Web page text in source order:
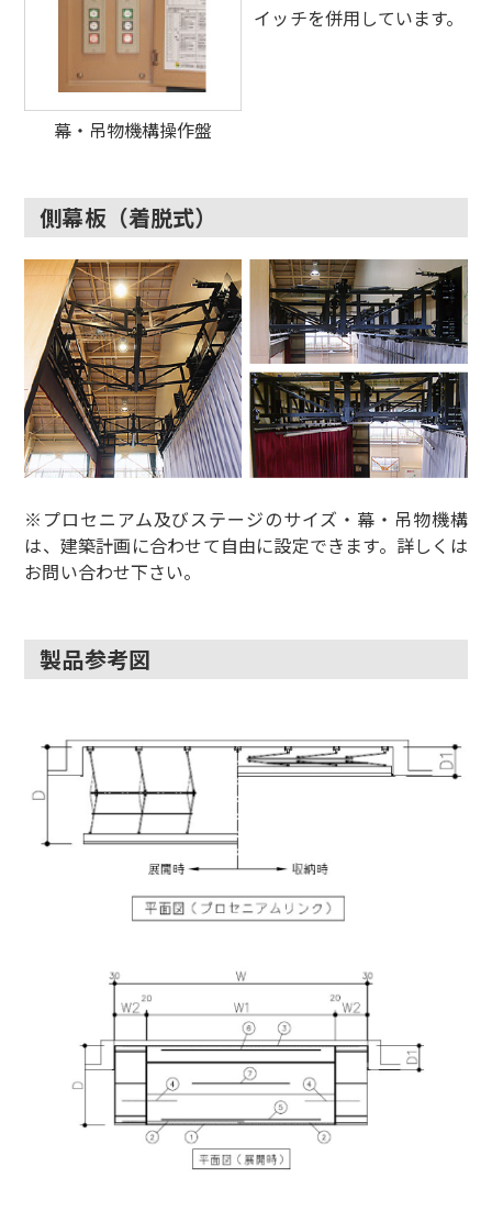
幕・吊物機構操作盤
イッチを併用しています。
側幕板（着脱式）
※プロセニアム及びステージのサイズ・幕・吊物機構
は、建築計画に合わせて自由に設定できます。詳しくは
お問い合わせ下さい。
製品参考図